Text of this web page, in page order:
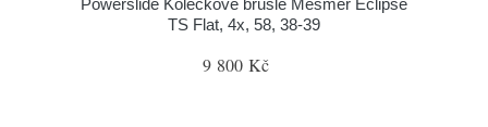
Powerslide Kolečkové brusle Mesmer Eclipse
TS Flat, 4x, 58, 38-39
9 800 Kč